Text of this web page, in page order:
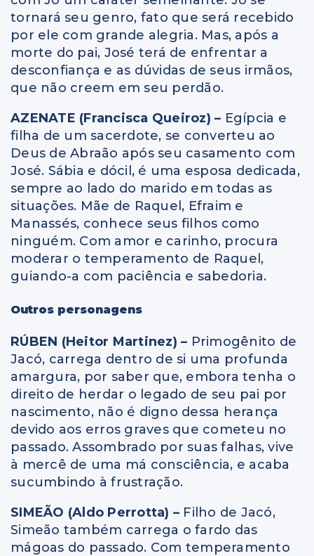
tornará seu genro, fato que será recebido
por ele com grande alegria. Mas, após a
morte do pai, José terá de enfrentar a
desconfiança e as dúvidas de seus irmãos,
que não creem em seu perdão.
AZENATE (Francisca Queiroz) – Egípcia e
filha de um sacerdote, se converteu ao
Deus de Abraão após seu casamento com
José. Sábia e dócil, é uma esposa dedicada,
sempre ao lado do marido em todas as
situações. Mãe de Raquel, Efraim e
Manassés, conhece seus filhos como
ninguém. Com amor e carinho, procura
moderar o temperamento de Raquel,
guiando-a com paciência e sabedoria.
Outros personagens
RÚBEN (Heitor Martinez) – Primogênito de
Jacó, carrega dentro de si uma profunda
amargura, por saber que, embora tenha o
direito de herdar o legado de seu pai por
nascimento, não é digno dessa herança
devido aos erros graves que cometeu no
passado. Assombrado por suas falhas, vive
à mercê de uma má consciência, e acaba
sucumbindo à frustração.
SIMEÃO (Aldo Perrotta) – Filho de Jacó,
Simeão também carrega o fardo das
mágoas do passado. Com temperamento